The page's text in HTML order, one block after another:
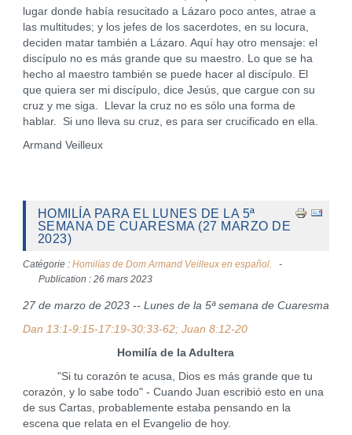
lugar donde había resucitado a Lázaro poco antes, atrae a
las multitudes; y los jefes de los sacerdotes, en su locura,
deciden matar también a Lázaro. Aquí hay otro mensaje: el
discípulo no es más grande que su maestro. Lo que se ha
hecho al maestro también se puede hacer al discípulo. El
que quiera ser mi discípulo, dice Jesús, que cargue con su
cruz y me siga. Llevar la cruz no es sólo una forma de
hablar. Si uno lleva su cruz, es para ser crucificado en ella.
Armand Veilleux
HOMILÍA PARA EL LUNES DE LA 5ª
SEMANA DE CUARESMA (27 MARZO DE
2023)
Catégorie : Homilías de Dom Armand Veilleux en español.
Publication : 26 mars 2023
27 de marzo de 2023 -- Lunes de la 5ª semana de Cuaresma
Dan 13:1-9:15-17:19-30:33-62; Juan 8:12-20
Homilía de la Adultera
"Si tu corazón te acusa, Dios es más grande que tu
corazón, y lo sabe todo" - Cuando Juan escribió esto en una
de sus Cartas, probablemente estaba pensando en la
escena que relata en el Evangelio de hoy.